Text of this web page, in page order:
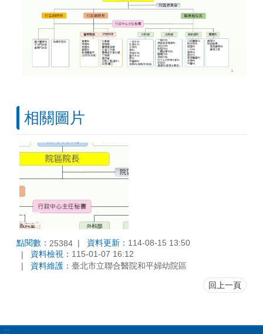
相關圖片
點閱數： 25384 資料更新： 114-08-15 13:50
資料檢視： 115-01-07 16:12
資料維護： 臺北市立聯合醫院和平婦幼院區
回上一頁
:::